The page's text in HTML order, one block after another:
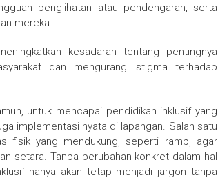
penglihatan atau pendengaran, serta
mereka.
kesadaran tentang pentingnya
dan mengurangi stigma terhadap
untuk mencapai pendidikan inklusif yang
implementasi nyata di lapangan. Salah satu
fisik yang mendukung, seperti ramp, agar
setara. Tanpa perubahan konkret dalam hal
hanya akan tetap menjadi jargon tanpa